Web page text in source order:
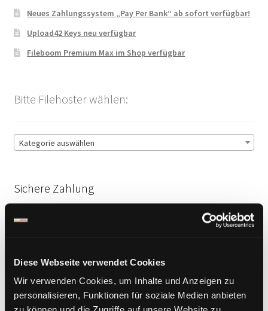
Diese Webseite verwendet Cookies
Wir verwenden Cookies, um Inhalte und Anzeigen zu
personalisieren, Funktionen für soziale Medien anbieten
Neues Zahlungssystem „Pay Per Bank“ ab sofort verfügbar!
Upload42 Keys neu verfügbar
Fileboom Premium Max im Shop verfügbar
Bitte Filehoster wählen:
Kategorie auswählen
Sichere Zahlung